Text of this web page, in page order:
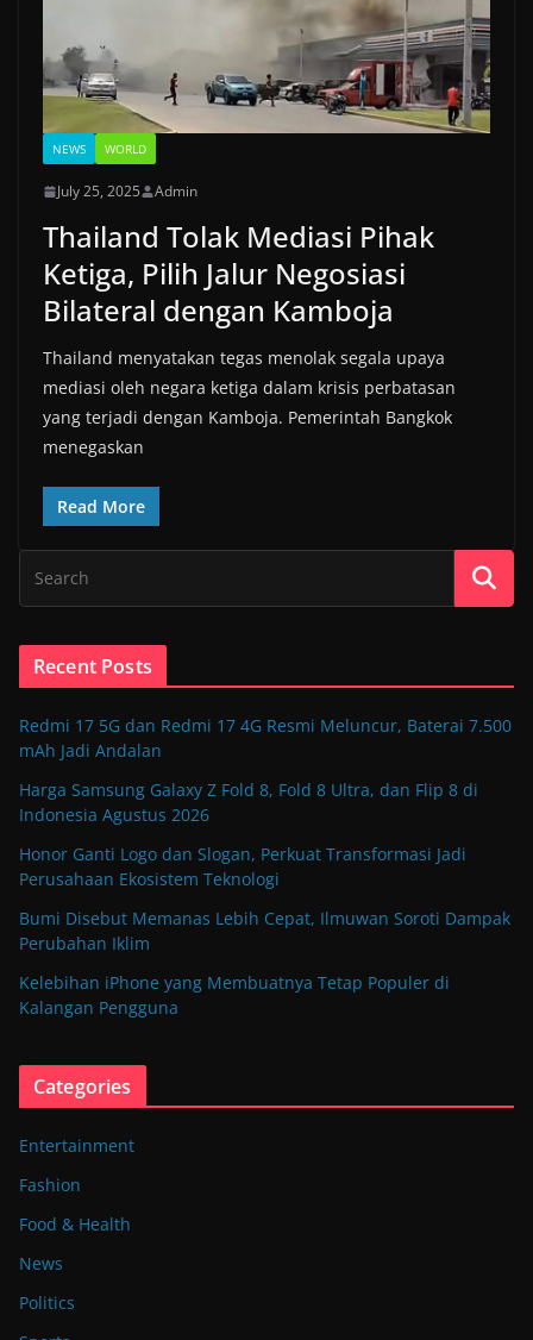
NEWS WORLD
July 25, 2025 Admin
Thailand Tolak Mediasi Pihak
Ketiga, Pilih Jalur Negosiasi
Bilateral dengan Kamboja
Thailand menyatakan tegas menolak segala upaya
mediasi oleh negara ketiga dalam krisis perbatasan
yang terjadi dengan Kamboja. Pemerintah Bangkok
menegaskan
Read More
Recent Posts
Redmi 17 5G dan Redmi 17 4G Resmi Meluncur, Baterai 7.500
mAh Jadi Andalan
Harga Samsung Galaxy Z Fold 8, Fold 8 Ultra, dan Flip 8 di
Indonesia Agustus 2026
Honor Ganti Logo dan Slogan, Perkuat Transformasi Jadi
Perusahaan Ekosistem Teknologi
Bumi Disebut Memanas Lebih Cepat, Ilmuwan Soroti Dampak
Perubahan Iklim
Kelebihan iPhone yang Membuatnya Tetap Populer di
Kalangan Pengguna
Categories
Entertainment
Fashion
Food & Health
News
Politics